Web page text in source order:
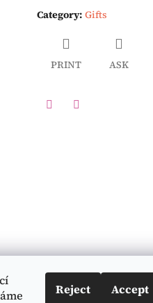
Reject Accept
Category: Gifts
PRINT ASK
pro vás